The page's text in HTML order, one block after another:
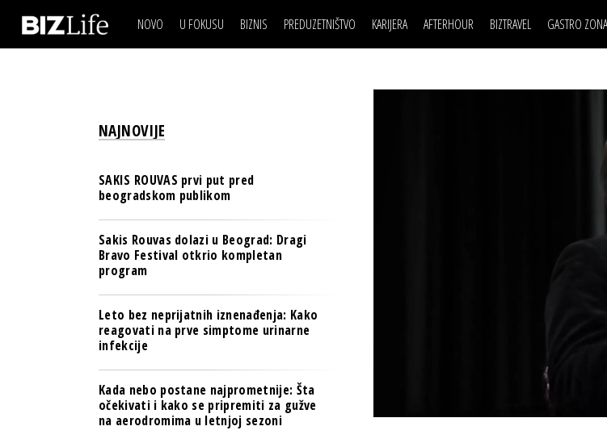
NOVO U FOKUSU BIZNIS
OSIGURANJE
TECH I AI
PULS REGIONA
NOVO NA RAFU
PREDUZETNIŠTVO KARIJERA AFTERHOUR BIZTRAVEL GASTRO ZONA
IZJAVA DANABIZNIS SCENA
BREND I KOMUNIKACIJE
PULS REGIONA
POSAO
MOJ UGAO
FILM I SCENA
AUTO SVET
NAJNOVIJE
SAKIS ROUVAS prvi put pred
beogradskom publikom
Sakis Rouvas dolazi u Beograd: Dragi
Bravo Festival otkrio kompletan
program
Leto bez neprijatnih iznenađenja: Kako
reagovati na prve simptome urinarne
infekcije
Kada nebo postane najprometnije: Šta
očekivati i kako se pripremiti za gužve
na aerodromima u letnjoj sezoni